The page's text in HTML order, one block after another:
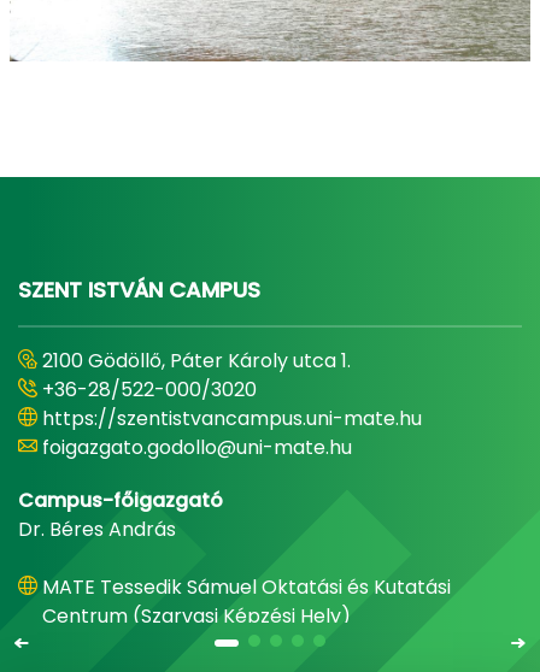
SZENT ISTVÁN CAMPUS
2100 Gödöllő, Páter Károly utca 1.
+36-28/522-000/3020
https://szentistvancampus.uni-mate.hu
foigazgato.godollo@uni-mate.hu
Campus-főigazgató
Dr. Béres András
MATE Tessedik Sámuel Oktatási és Kutatási
Centrum (Szarvasi Képzési Hely)